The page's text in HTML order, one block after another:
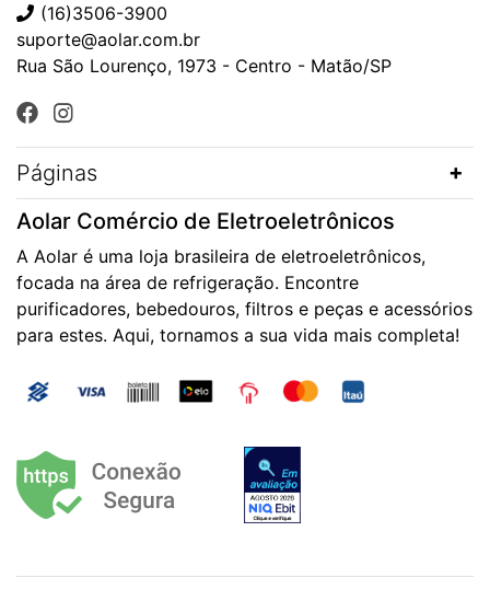
(16)3506-3900
suporte@aolar.com.br
Rua São Lourenço, 1973 - Centro - Matão/SP
Páginas
Aolar Comércio de Eletroeletrônicos
A Aolar é uma loja brasileira de eletroeletrônicos,
focada na área de refrigeração. Encontre
purificadores, bebedouros, filtros e peças e acessórios
para estes. Aqui, tornamos a sua vida mais completa!